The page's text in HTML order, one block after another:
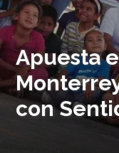
Apuesta
con